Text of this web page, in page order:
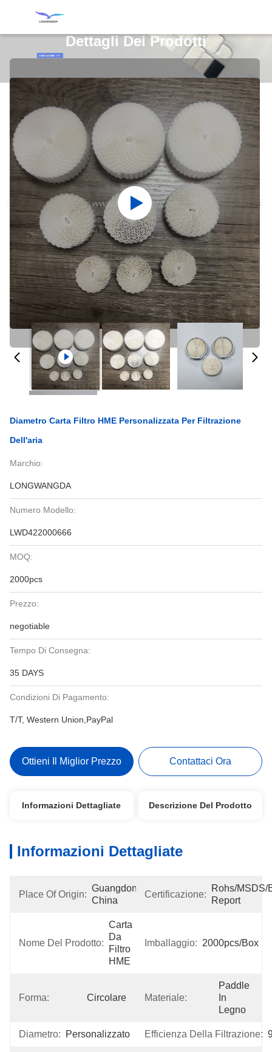
Dettagli Dei Prodotti
Diametro Carta Filtro HME Personalizzata Per Filtrazione
Dell'aria
Marchio:
LONGWANGDA
Numero Modello:
LWD422000666
MOQ:
2000pcs
Prezzo:
negotiable
Tempo Di Consegna:
35 DAYS
Condizioni Di Pagamento:
T/T, Western Union,PayPal
Ottieni Il Miglior Prezzo Contattaci Ora
Informazioni Dettagliate Descrizione Del Prodotto
Informazioni Dettagliate
Place Of Origin:
Guangdong,
China
Certificazione:
Rohs/MSDS/
Report
Nome Del Prodotto:
Carta
Da
Filtro
HME
Imballaggio: 2000pcs/box
Forma: Circolare Materiale:
Paddle
In
Legno
Diametro: Personalizzato Efficienza Della Filtrazione: